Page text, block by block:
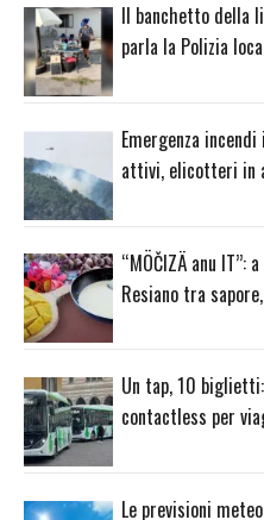
Il banchetto della
parla la Polizia
Emergenza
attivi, elicotteri in
“MÖČIZÄ anu IT”:
Resiano tra
Un tap, 10
contactless per
Le previsioni